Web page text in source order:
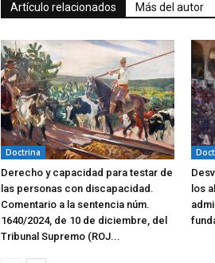
Artículo relacionados Más del autor
Doctrina
Derecho y capacidad para testar de
las personas con discapacidad.
Comentario a la sentencia núm.
1640/2024, de 10 de diciembre, del
Tribunal Supremo (ROJ...
los